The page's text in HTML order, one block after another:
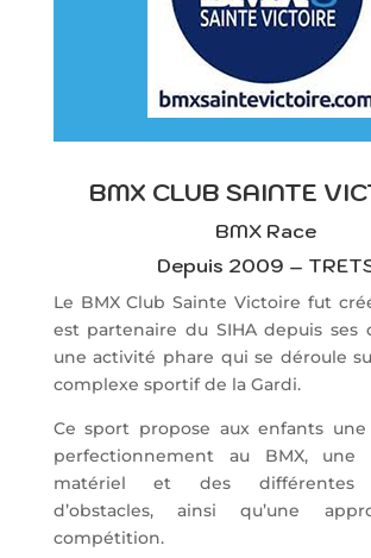
BMX CLUB SAINTE
BMX Race
Depuis 2009 –
Le BMX Club Sainte Victoire fut
est partenaire du SIHA depuis ses
une activité phare qui se déroule
complexe sportif de la Gardi.
Ce sport propose aux enfants
perfectionnement au BMX, une
matériel et des différentes
d’obstacles, ainsi qu’une
compétition.